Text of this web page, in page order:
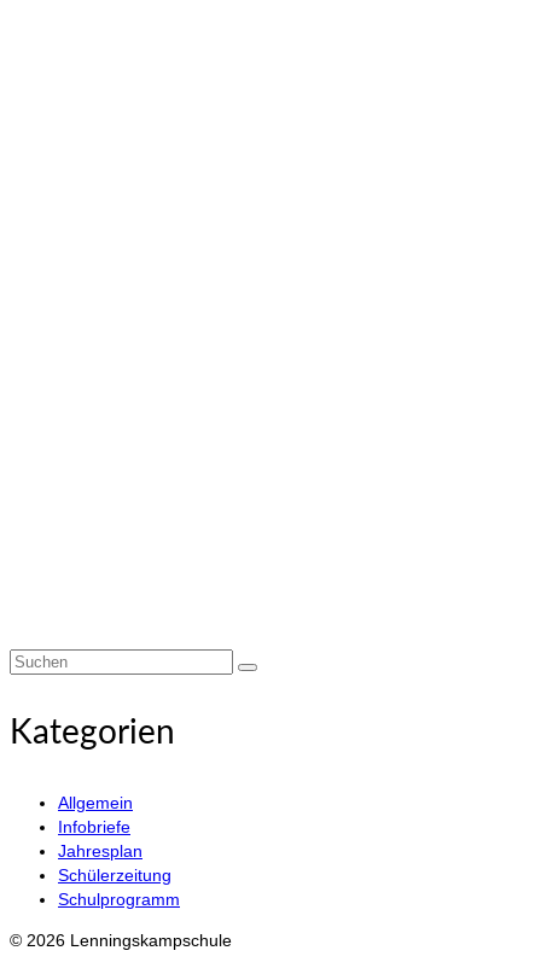
Suchen
Kategorien
Allgemein
Infobriefe
Jahresplan
Schülerzeitung
Schulprogramm
© 2026 Lenningskampschule